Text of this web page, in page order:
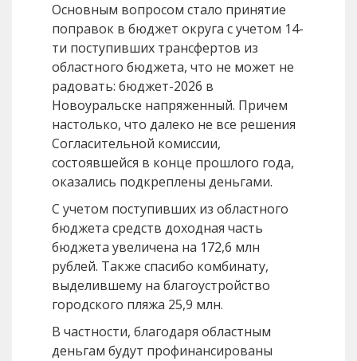
Основным вопросом стало принятие
поправок в бюджет округа с учетом 14-
ти поступивших трансфертов из
областного бюджета, что не может не
радовать: бюджет-2026 в
Новоуральске напряженный. Причем
настолько, что далеко не все решения
Согласительной комиссии,
состоявшейся в конце прошлого года,
оказались подкреплены деньгами.
С учетом поступивших из областного
бюджета средств доходная часть
бюджета увеличена на 172,6 млн
рублей. Также спасибо комбинату,
выделившему на благоустройство
городского пляжа 25,9 млн.
В частности, благодаря областным
деньгам будут профинансированы